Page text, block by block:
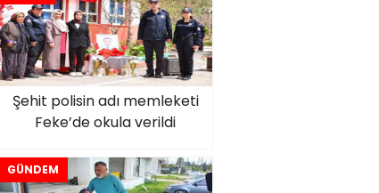
Şehit polisin adı memleketi
Feke’de okula verildi
GÜNDEM